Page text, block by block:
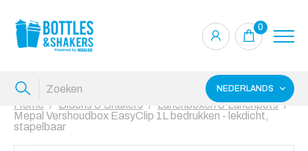
0
NEDERLANDS
Home Bidons & Shakers
Lunchboxen & Lunchpots
Mepal Vershoudbox EasyClip 1L bedrukken - lekdicht,
stapelbaar